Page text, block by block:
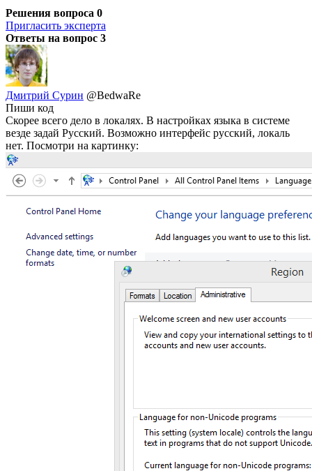
Решения вопроса 0
Пригласить эксперта
Ответы на вопрос 3
Дмитрий Сурин @BedwaRe
Пиши код
Скорее всего дело в локалях. В настройках языка в системе
везде задай Русский. Возможно интерфейс русский, локаль
нет. Посмотри на картинку: